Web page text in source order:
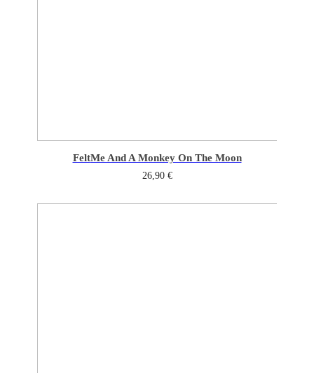
FeltMe And A Monkey On The Moon
26,90 €